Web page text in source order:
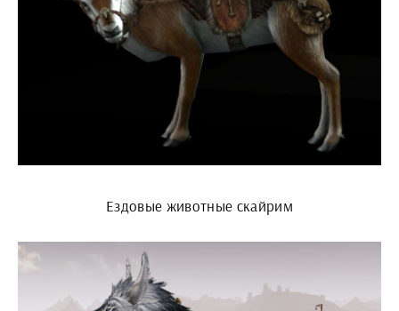
Ездовые животные скайрим